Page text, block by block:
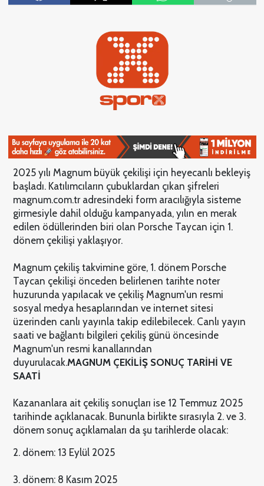
2025 yılı Magnum büyük çekilişi için heyecanlı bekleyiş
başladı. Katılımcıların çubuklardan çıkan şifreleri
magnum.com.tr adresindeki form aracılığıyla sisteme
girmesiyle dahil olduğu kampanyada, yılın en merak
edilen ödüllerinden biri olan Porsche Taycan için 1.
dönem çekilişi yaklaşıyor.
Magnum çekiliş takvimine göre, 1. dönem Porsche
Taycan çekilişi önceden belirlenen tarihte noter
huzurunda yapılacak ve çekiliş Magnum'un resmi
sosyal medya hesaplarından ve internet sitesi
üzerinden canlı yayınla takip edilebilecek. Canlı yayın
saati ve bağlantı bilgileri çekiliş günü öncesinde
Magnum'un resmi kanallarından
duyurulacak.MAGNUM ÇEKİLİŞ SONUÇ TARİHİ VE
SAATİ
Kazananlara ait çekiliş sonuçları ise 12 Temmuz 2025
tarihinde açıklanacak. Bununla birlikte sırasıyla 2. ve 3.
dönem sonuç açıklamaları da şu tarihlerde olacak:
2. dönem: 13 Eylül 2025
3. dönem: 8 Kasım 2025